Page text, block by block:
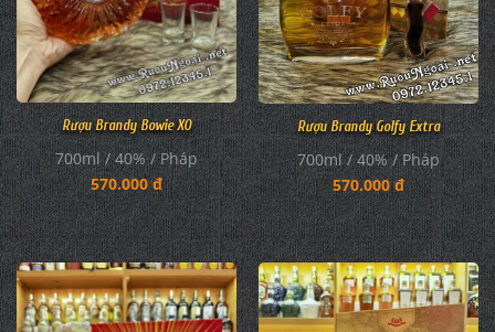
Rượu Brandy Bowie XO
700ml / 40% / Pháp
570.000 đ
Rượu Brandy Golfy Extra
700ml / 40% / Pháp
570.000 đ